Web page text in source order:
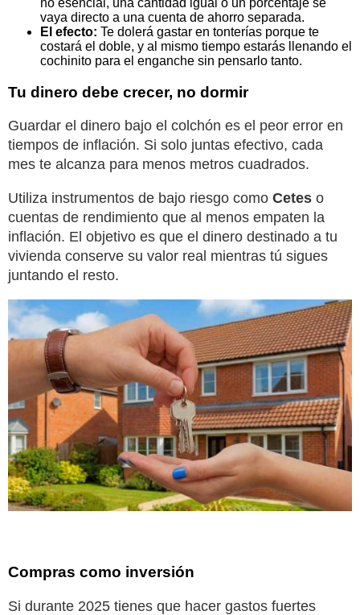
vaya directo a una cuenta de ahorro separada.
El efecto: Te dolerá gastar en tonterías porque te
costará el doble, y al mismo tiempo estarás llenando el
cochinito para el enganche sin pensarlo tanto.
Tu dinero debe crecer, no dormir
Guardar el dinero bajo el colchón es el peor error en
tiempos de inflación. Si solo juntas efectivo, cada
mes te alcanza para menos metros cuadrados.
Utiliza instrumentos de bajo riesgo como Cetes o
cuentas de rendimiento que al menos empaten la
inflación. El objetivo es que el dinero destinado a tu
vivienda conserve su valor real mientras tú sigues
juntando el resto.
Compras como inversión
Si durante 2025 tienes que hacer gastos fuertes